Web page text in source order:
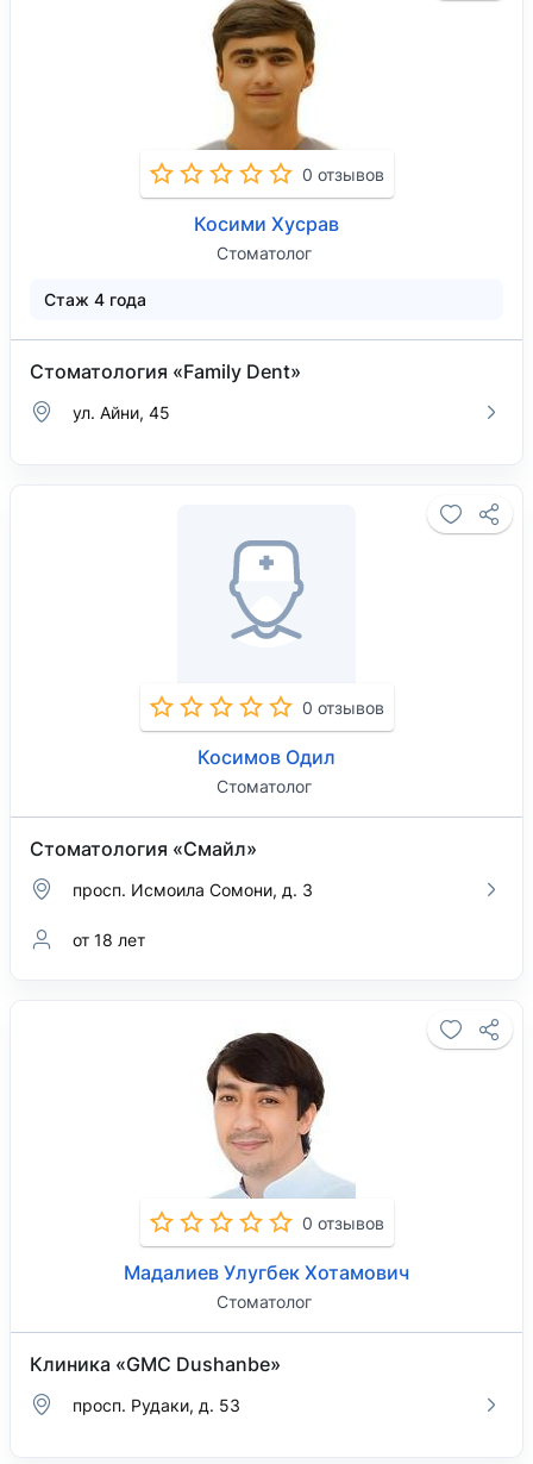
0 отзывов
Косими Хусрав
Стоматолог
Стаж 4 года
Стоматология «Family Dent»
ул. Айни, 45
0 отзывов
Косимов Одил
Стоматолог
Стоматология «Смайл»
просп. Исмоила Сомони, д. 3
от 18 лет
0 отзывов
Мадалиев Улугбек Хотамович
Стоматолог
Клиника «GMC Dushanbe»
просп. Рудаки, д. 53